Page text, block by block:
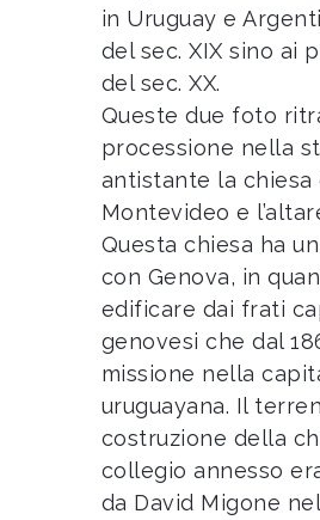
in Uruguay e
del sec. XIX sino ai
del sec. XX.
Queste due foto
processione nella
antistante la chiesa
Montevideo e
Questa chiesa ha
con Genova, in
edificare dai frati
genovesi che dal
missione nella
uruguayana. Il
costruzione della
collegio annesso
da David Migone